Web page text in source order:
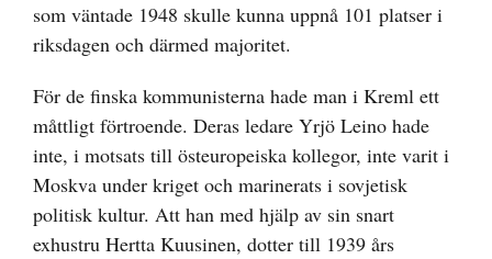
som väntade 1948 skulle kunna uppnå 101 platser i
riksdagen och därmed majoritet.
För de finska kommunisterna hade man i Kreml ett
måttligt förtroende. Deras ledare Yrjö Leino hade
inte, i motsats till östeuropeiska kollegor, inte varit i
Moskva under kriget och marinerats i sovjetisk
politisk kultur. Att han med hjälp av sin snart
exhustru Hertta Kuusinen, dotter till 1939 års